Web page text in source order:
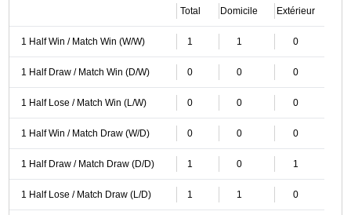
Total Domicile Extérieur
1 Half Win / Match Win (W/W) 1 1 0
1 Half Draw / Match Win (D/W) 0 0 0
1 Half Lose / Match Win (L/W) 0 0 0
1 Half Win / Match Draw (W/D) 0 0 0
1 Half Draw / Match Draw (D/D) 1 0 1
1 Half Lose / Match Draw (L/D) 1 1 0